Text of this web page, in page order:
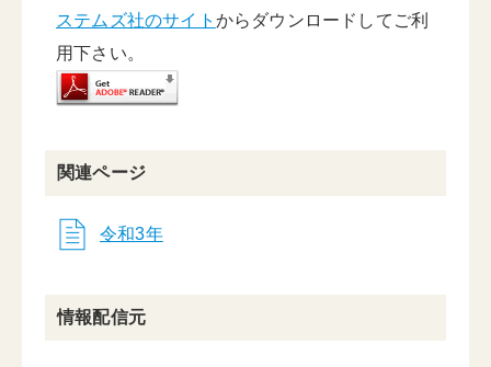
ステムズ社のサイト からダウンロードしてご利
用下さい。
関連ページ
令和3年
情報配信元